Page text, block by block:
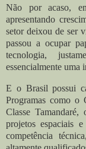
Não por acaso,
apresentando
setor deixou de ser
passou a ocupar
tecnologia,
essencialmente uma
E o Brasil possui
Programas como o
Classe
projetos espaciais
competência